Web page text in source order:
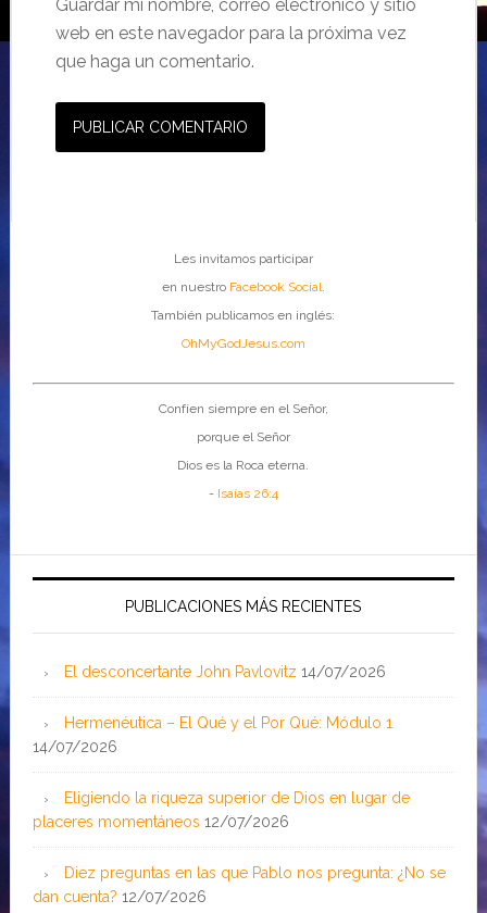
Guardar mi nombre, correo electrónico y sitio
web en este navegador para la próxima vez
que haga un comentario.
Les invitamos participar
en nuestro Facebook Social.
También publicamos en inglés:
OhMyGodJesus.com
Confíen siempre en el Señor,
porque el Señor
Dios es la Roca eterna.
- Isaías 26:4
PUBLICACIONES MÁS RECIENTES
El desconcertante John Pavlovitz 14/07/2026
Hermenéutica – El Qué y el Por Qué: Módulo 1
14/07/2026
Eligiendo la riqueza superior de Dios en lugar de
placeres momentáneos 12/07/2026
Diez preguntas en las que Pablo nos pregunta: ¿No se
dan cuenta? 12/07/2026